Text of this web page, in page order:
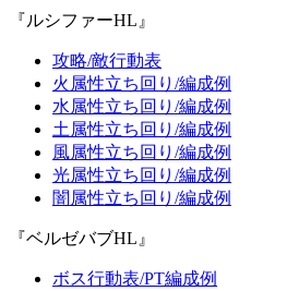
『ルシファーHL』
攻略/敵行動表
火属性立ち回り/編成例
水属性立ち回り/編成例
土属性立ち回り/編成例
風属性立ち回り/編成例
光属性立ち回り/編成例
闇属性立ち回り/編成例
『ベルゼバブHL』
ボス行動表/PT編成例